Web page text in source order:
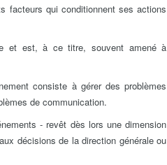
facteurs qui conditionnent ses actions
et est, à ce titre, souvent amené à
consiste à gérer des problèmes
de communication.
- revêt dès lors une dimension
décisions de la direction générale ou